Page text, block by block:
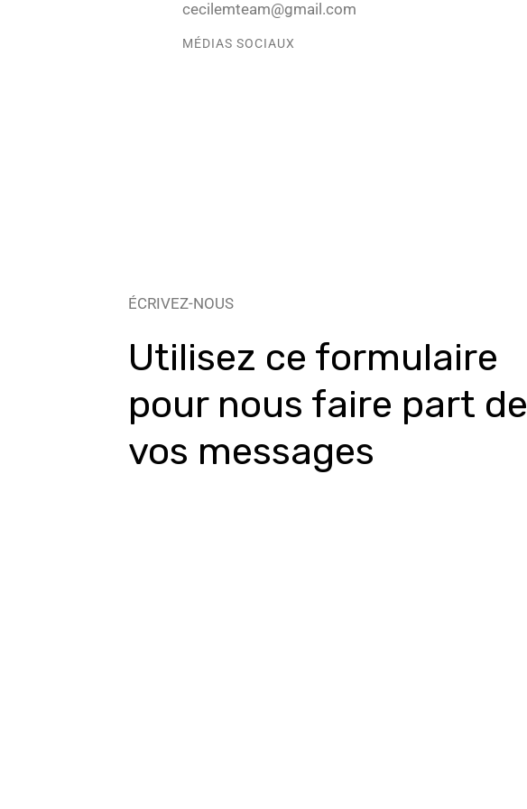
cecilemteam@gmail.com
MÉDIAS SOCIAUX
ÉCRIVEZ-NOUS
Utilisez ce formulaire
pour nous faire part de
vos messages